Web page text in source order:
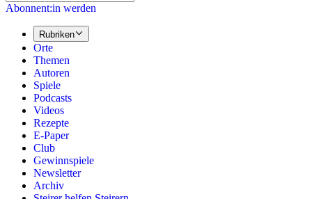
Abonnent:in werden
Rubriken
Orte
Themen
Autoren
Spiele
Podcasts
Videos
Rezepte
E-Paper
Club
Gewinnspiele
Newsletter
Archiv